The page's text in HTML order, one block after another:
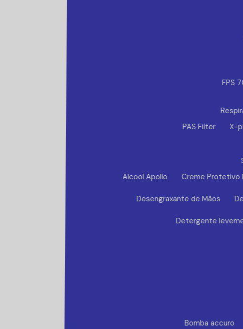
FPS
PAS Filter
X-
Alcool Apollo
Creme Protetivo
Desengraxante de Mãos
Detergente
Bomba accuro